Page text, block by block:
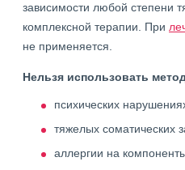
зависимости любой степени
комплексной терапии. При
не применяется.
Нельзя использовать
психических
тяжелых соматических
аллергии на